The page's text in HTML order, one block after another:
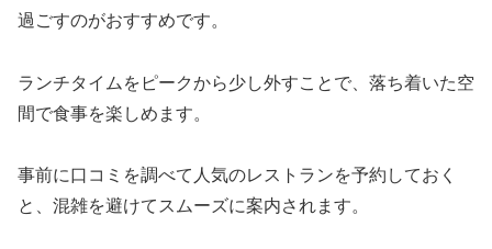
過ごすのがおすすめです。
ランチタイムをピークから少し外すことで、落ち着いた空
間で食事を楽しめます。
事前に口コミを調べて人気のレストランを予約しておく
と、混雑を避けてスムーズに案内されます。